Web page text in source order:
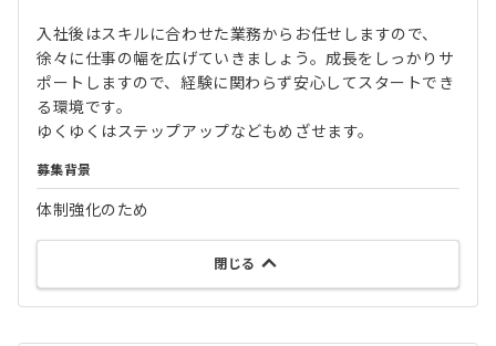
入社後はスキルに合わせた業務からお任せしますので、
徐々に仕事の幅を広げていきましょう。成長をしっかりサ
ポートしますので、経験に関わらず安心してスタートでき
る環境です。
ゆくゆくはステップアップなどもめざせます。
募集背景
体制強化のため
閉じる